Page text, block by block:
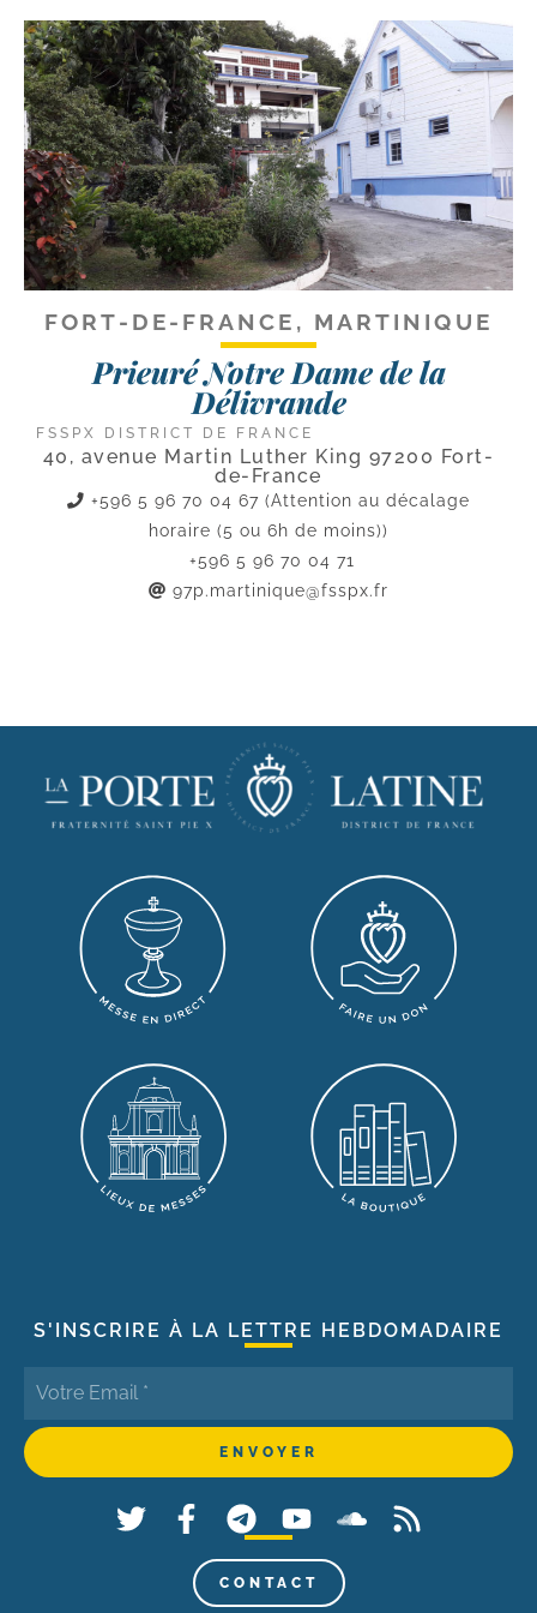
FORT-DE-FRANCE, MARTINIQUE
Prieuré Notre Dame de la
Délivrande
FSSPX DISTRICT DE FRANCE
40, avenue Martin Luther King 97200 Fort-
de-France
+596 5 96 70 04 67 (Attention au décalage
horaire (5 ou 6h de moins))
+596 5 96 70 04 71
97p.martinique@fsspx.fr
S'INSCRIRE À LA LETTRE HEBDOMADAIRE
CONTACT